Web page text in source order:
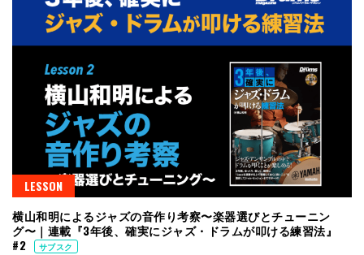
LESSON
横山和明によるジャズの音作り考察〜楽器選びとチューニン
グ〜｜連載『3年後、確実にジャズ・ドラムが叩ける練習法』
#2
サブスク